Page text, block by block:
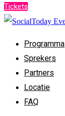
Tickets
Programma
Sprekers
Partners
Locatie
FAQ